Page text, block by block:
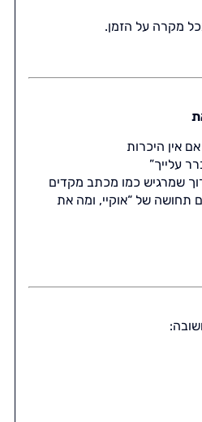
מקרה על הזמן.
אין היכרות
עלייך”
שמרגיש כמו מכתב מקדים
תחושה של “אוקיי, ומה את